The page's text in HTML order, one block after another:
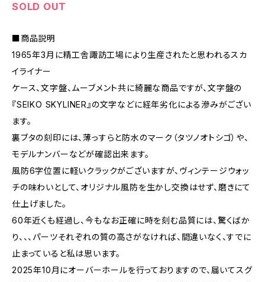
SOLD OUT
■商品説明
1965年3月に精工舎諏訪工場により生産されたと思われるスカ
イライナー
ケース、文字盤、ムーブメント共に綺麗な商品ですが、文字盤の
『SEIKO SKYLINER』の文字などに経年劣化による滲みがござい
ます。
裏ブタの刻印には、薄っすらと防水のマーク（タツノオトシゴ）や、
モデルナンバーなどが確認出来ます。
風防6字位置に軽いクラックがございますが、ヴィンテージウォッ
チの味わいとして、オリジナル風防を生かし交換はせず、磨きにて
仕上げました。
60年近くも経過し、今もなお正確に時を刻む品質には、驚くばか
り、、、パーツそれぞれの質の高さがなければ、間違いなく、すでに
止まっていると私は思います。
2025年10月にオーバーホールを行っておりますので、届いてスグ